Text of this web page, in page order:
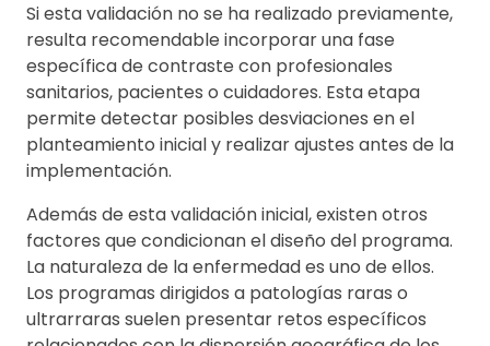
Si esta validación no se ha realizado previamente,
resulta recomendable incorporar una fase
específica de contraste con profesionales
sanitarios, pacientes o cuidadores. Esta etapa
permite detectar posibles desviaciones en el
planteamiento inicial y realizar ajustes antes de la
implementación.
Además de esta validación inicial, existen otros
factores que condicionan el diseño del programa.
La naturaleza de la enfermedad es uno de ellos.
Los programas dirigidos a patologías raras o
ultrarraras suelen presentar retos específicos